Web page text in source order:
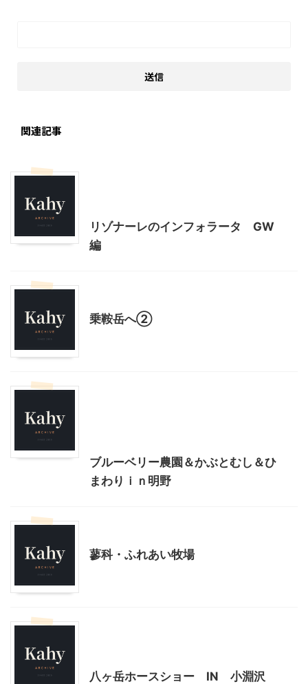
関連記事
リゾナーレのインフォラータ GW
編
乗鞍岳へ②
ブルーベリー農園＆かぶとむし＆ひ
まわりｉｎ明野
蓼科・ふれあい牧場
八ヶ岳ホースショー IN 小淵沢